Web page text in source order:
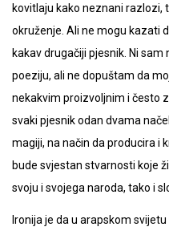
kovitlaju kako neznani razlozi,
okruženje. Ali ne mogu kazati
kakav drugačiji pjesnik. Ni
poeziju, ali ne dopuštam da
nekakvim proizvoljnim i često
svaki pjesnik odan dvama
magiji, na način da producira i
bude svjestan stvarnosti koje
svoju i svojega naroda, tako i
Ironija je da u arapskom